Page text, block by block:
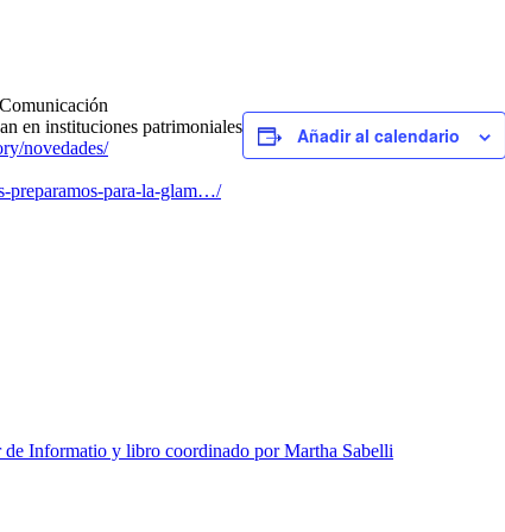
en instituciones patrimoniales
novedades/
preparamos-para-la-glam…/
Añadir al calendario
de Informatio y libro coordinado por Martha Sabelli